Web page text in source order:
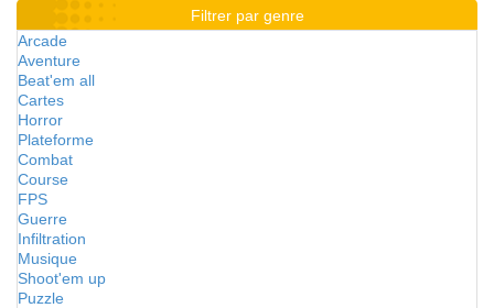
Filtrer par genre
Arcade
Aventure
Beat'em all
Cartes
Horror
Plateforme
Combat
Course
FPS
Guerre
Infiltration
Musique
Shoot'em up
Puzzle